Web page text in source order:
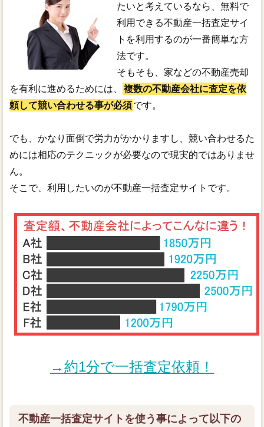
たいと考えているなら、無料で
利用できる不動産一括査定サイ
トを利用するのが一番簡単な方
法です。
そもそも、家などの不動産売却
を有利に進めるためには、
複数の不動産会社に査定を依
頼して競い合わせる事が必須です。
でも、かなり面倒で労力がかかりますし、競い合わせるた
めには相応のテクニックが必要なので現実的ではありませ
ん。
そこで、利用したいのが不動産一括査定サイトです。
→約1分で一括査定依頼！
不動産一括査定サイトを使う事によって以下の